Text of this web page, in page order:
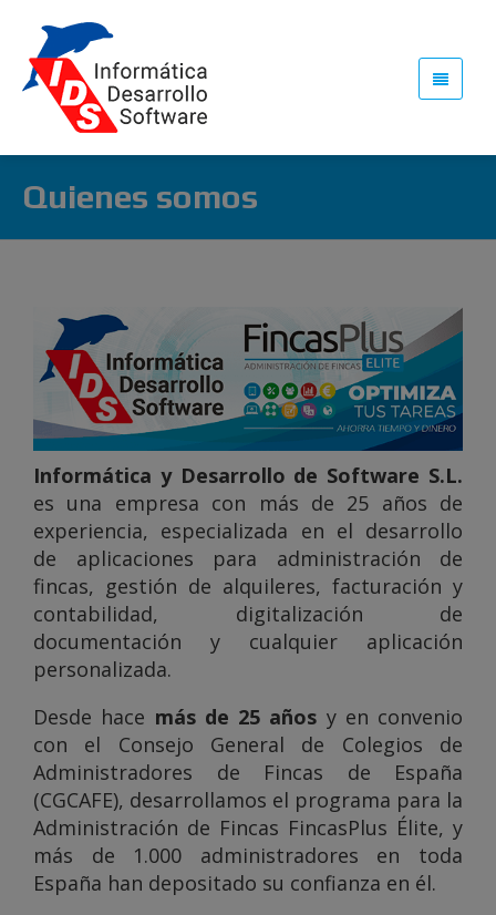
Quienes somos
Informática y Desarrollo de Software S.L.
es una empresa con más de 25 años de
experiencia, especializada en el desarrollo
de aplicaciones para administración de
fincas, gestión de alquileres, facturación y
contabilidad, digitalización de
documentación y cualquier aplicación
personalizada.
Desde hace más de 25 años y en convenio
con el Consejo General de Colegios de
Administradores de Fincas de España
(CGCAFE), desarrollamos el programa para la
Administración de Fincas FincasPlus Élite, y
más de 1.000 administradores en toda
España han depositado su confianza en él.